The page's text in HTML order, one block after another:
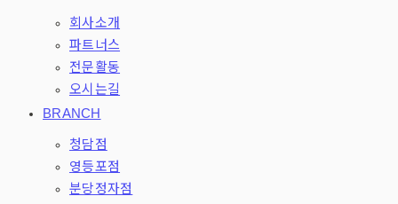
회사소개
파트너스
전문활동
오시는길
BRANCH
청담점
영등포점
분당정자점